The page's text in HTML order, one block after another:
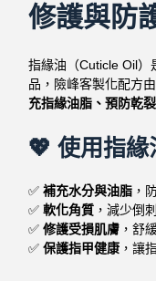
修護與防
指緣油（Cuticle Oil）
品，險峰客製化配方由
充指緣油脂、預防乾
💖 使用指緣
✅補充水分與油脂 ，
✅軟化角質 ，減少倒
✅修護受損肌膚 ，舒
✅保護指甲健康 ，讓